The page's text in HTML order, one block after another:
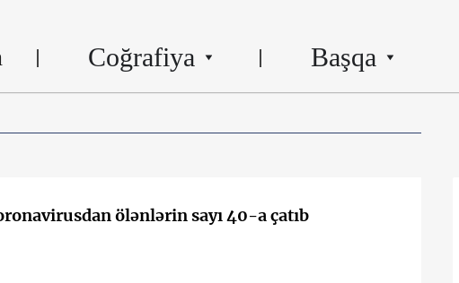
Coğrafiya Başqa
ölənlərin sayı 40-a çatıb